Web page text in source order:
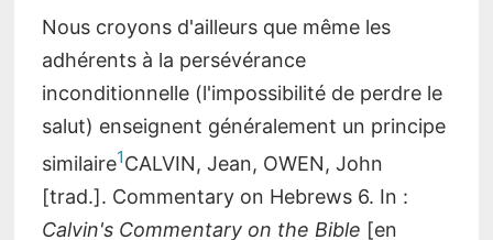
Nous croyons d'ailleurs que même les
adhérents à la persévérance
inconditionnelle (l'impossibilité de perdre le
salut) enseignent généralement un principe
similaire1CALVIN, Jean, OWEN, John
[trad.]. Commentary on Hebrews 6. In :
Calvin's Commentary on the Bible [en